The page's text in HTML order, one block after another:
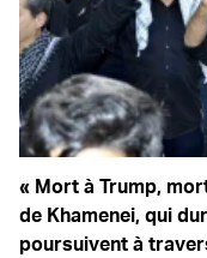
« Mort à Trump,
de Khamenei, qui
poursuivent à